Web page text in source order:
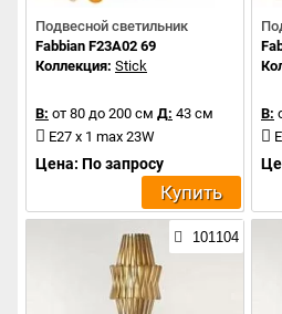
Подвесной светильник
Fabbian F23A02 69
Коллекция: Stick
В: от 80 до 200 см Д: 43 см
E27 x 1 max 23W
Цена: По запросу
Купить
В:
101104